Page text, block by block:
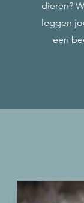
dieren?
leggen
een